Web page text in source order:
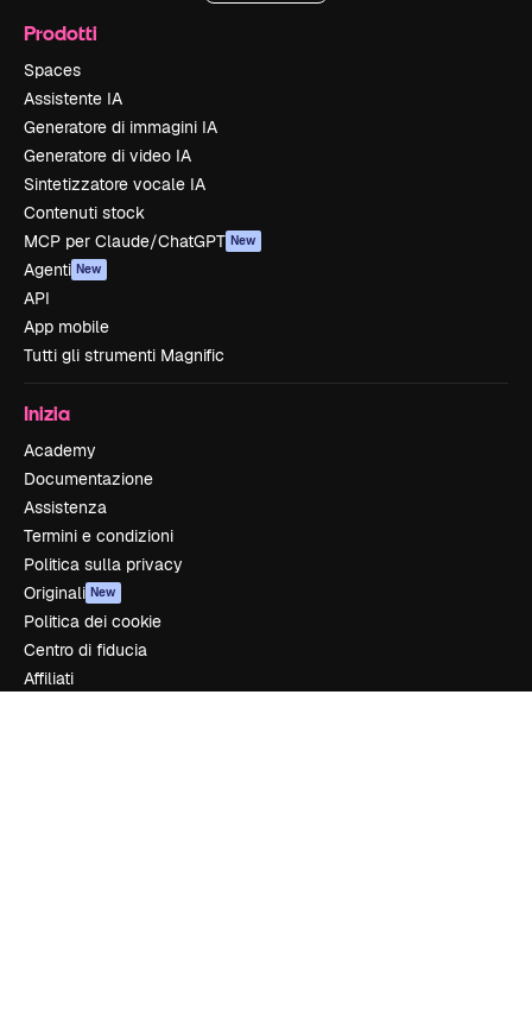
Prodotti
Spaces
Assistente IA
Generatore di immagini IA
Generatore di video IA
Sintetizzatore vocale IA
Contenuti stock
MCP per Claude/ChatGPT New
Agenti New
API
App mobile
Tutti gli strumenti Magnific
Inizia
Academy
Documentazione
Assistenza
Termini e condizioni
Politica sulla privacy
Originali New
Politica dei cookie
Centro di fiducia
Affiliati